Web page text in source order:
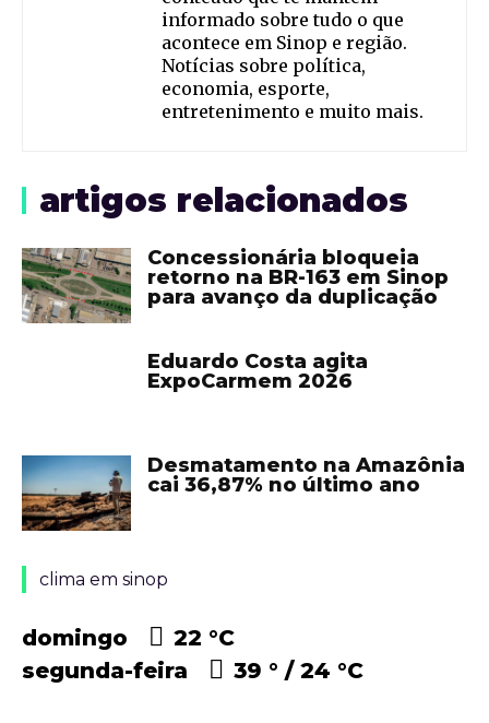
informado sobre tudo o que
acontece em Sinop e região.
Notícias sobre política,
economia, esporte,
entretenimento e muito mais.
artigos relacionados
Concessionária bloqueia
retorno na BR-163 em Sinop
para avanço da duplicação
Eduardo Costa agita
ExpoCarmem 2026
Desmatamento na Amazônia
cai 36,87% no último ano
clima em sinop
domingo 22 °C
segunda-feira
39 ° 24 °C